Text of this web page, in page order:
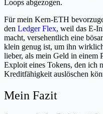
Loops abgezogen.
Für mein Kern-ETH
den Ledger Flex, weil das E-
macht, versehentlich eine
klein genug ist, um ihn
lieber, als mein Geld in einem
Exploit eines Tokens, den ich
Kreditfähigkeit auslöschen
Mein Fazit